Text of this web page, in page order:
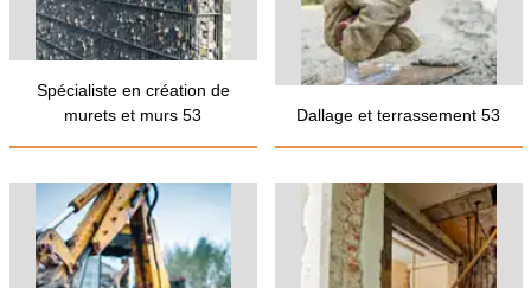
Spécialiste en création de
murets et murs 53
Dallage et terrassement 53